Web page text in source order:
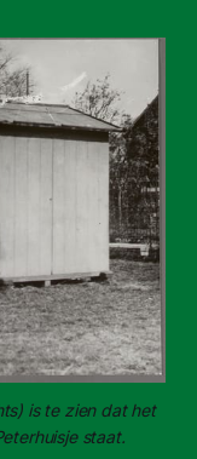
is te zien dat het
staat.